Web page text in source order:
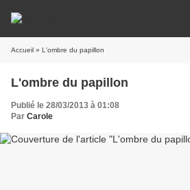
Accueil » L'ombre du papillon
L'ombre du papillon
Publié le 28/03/2013 à 01:08
Par Carole